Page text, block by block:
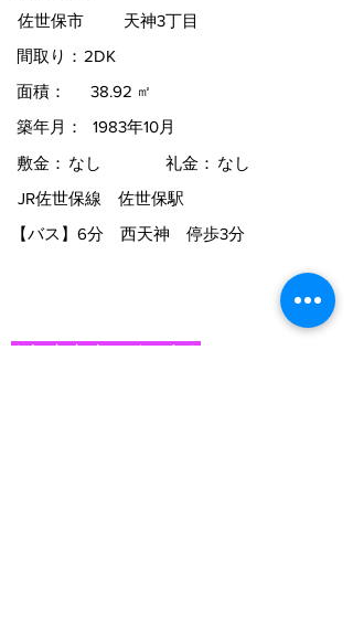
天神3丁目
佐世保市
間取り： 2DK
面積：
38.92
築年月：
1983年10月
㎡
敷金： なし なし
礼金：
JR佐世保線 佐世保駅
【バス】 6分 西天神 停歩3分
★おすすめコメント★